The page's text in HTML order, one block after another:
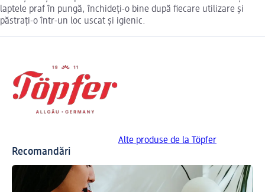
laptele praf în pungă, închideți-o bine după fiecare utilizare și
păstrați-o într-un loc uscat și igienic.
Alte produse de la Töpfer
Recomandări